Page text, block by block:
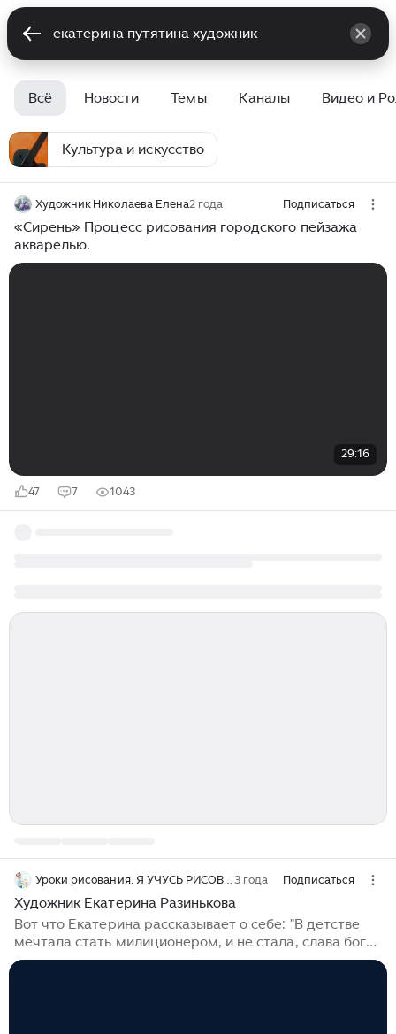
Всё Новости Темы Каналы Видео и
Культура и искусство
Художник Николаева Елена2 года Подписаться
«Сирень» Процесс рисования городского пейзажа
акварелью.
29:16
47 7 1043
3 года Подписаться
Художник Екатерина Разинькова
Вот что Екатерина рассказывает о себе: "В детстве
мечтала стать милиционером, и не стала, слава богу!
Сколько себя помню - танцевала и рисовала на всем,